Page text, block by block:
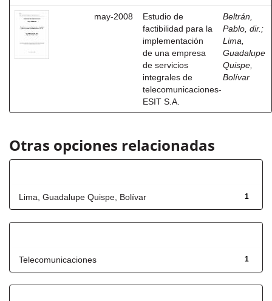
may-2008
Estudio de
factibilidad para la
implementación
de una empresa
de servicios
integrales de
telecomunicaciones-
ESIT S.A.
Beltrán,
Pablo, dir. ;
Lima,
Guadalupe
Quispe,
Bolívar
Otras opciones relacionadas
1
Lima, Guadalupe Quispe, Bolívar
1
Telecomunicaciones